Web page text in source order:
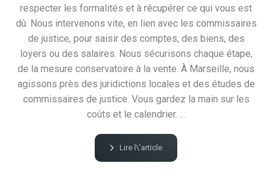
respecter les formalités et à récupérer ce qui vous est
dû. Nous intervenons vite, en lien avec les commissaires
de justice, pour saisir des comptes, des biens, des
loyers ou des salaires. Nous sécurisons chaque étape,
de la mesure conservatoire à la vente. À Marseille, nous
agissons près des juridictions locales et des études de
commissaires de justice. Vous gardez la main sur les
coûts et le calendrier. ...
Lire l\'article